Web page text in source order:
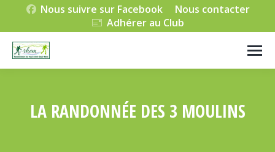
Nous suivre sur Facebook
Nous contacter
Adhérer au Club
LA RANDONNÉE DES 3 MOULINS